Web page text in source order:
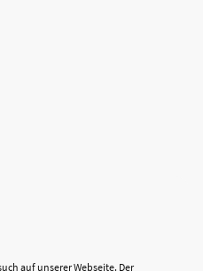
auf unserer Webseite. Der